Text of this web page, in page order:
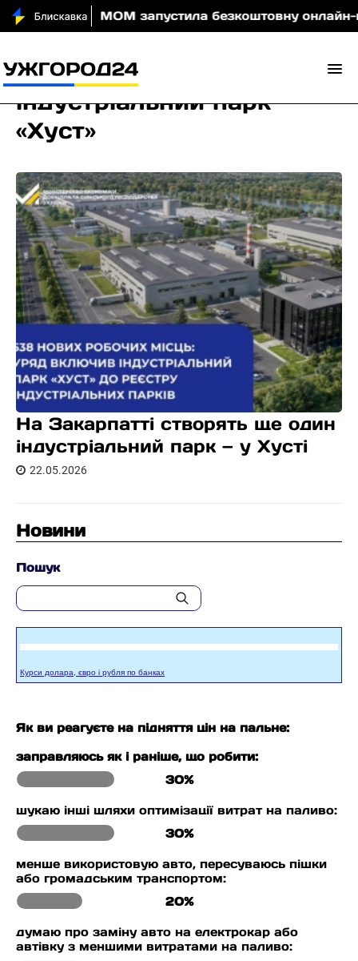
вночі МОМ запустила безкоштовну онлайн-гру,
індустріальний парк
«Хуст»
На Закарпатті створять ще один
індустріальний парк — у Хусті
22.05.2026
Новини
Пошук
Курси долара, євро і рубля по банках
Як ви реагуєте на підняття цін на пальне:
заправляюсь як і раніше, що робити:
30%
шукаю інші шляхи оптимізації витрат на паливо:
30%
менше використовую авто, пересуваюсь пішки
або громадським транспортом:
20%
думаю про заміну авто на електрокар або
автівку з меншими витратами на паливо: